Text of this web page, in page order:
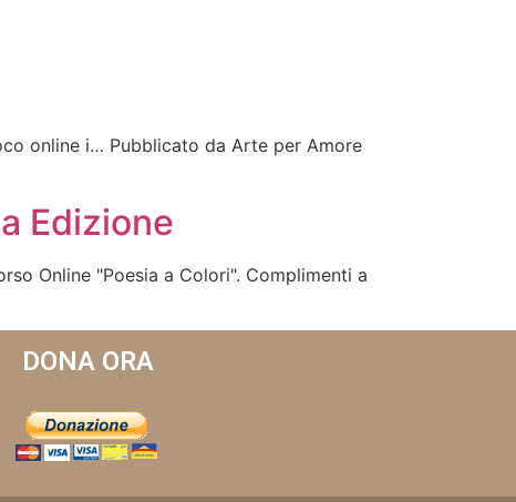
online i… Pubblicato da Arte per Amore
Edizione
Online "Poesia a Colori". Complimenti a
DONA ORA